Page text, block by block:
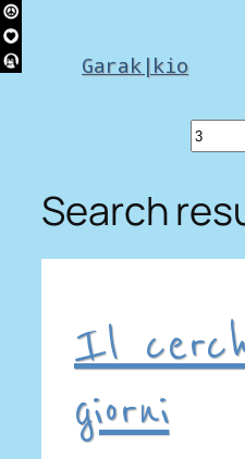
Skip
to
content Garak|kio
Search
Search
Il
giorni